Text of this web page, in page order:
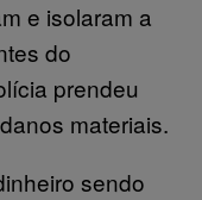
e isolaram a
do
prendeu
materiais.
sendo